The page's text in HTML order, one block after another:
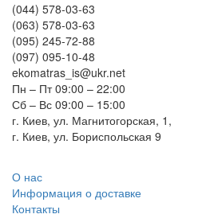
(044) 578-03-63
(063) 578-03-63
(095) 245-72-88
(097) 095-10-48
ekomatras_is@ukr.net
Пн – Пт 09:00 – 22:00
Сб – Вс 09:00 – 15:00
г. Киев, ул. Магнитогорская, 1,
г. Киев, ул. Бориспольская 9
О нас
Информация о доставке
Контакты